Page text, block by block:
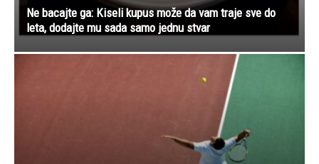
Ne bacajte ga: Kiseli kupus može da vam traje sve do
leta, dodajte mu sada samo jednu stvar